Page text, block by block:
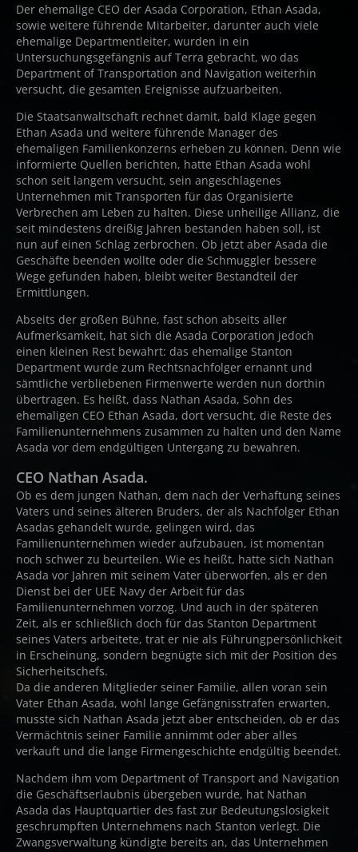
Der ehemalige CEO der Asada Corporation, Ethan Asada,
sowie weitere führende Mitarbeiter, darunter auch viele
ehemalige Departmentleiter, wurden in ein
Untersuchungsgefängnis auf Terra gebracht, wo das
Department of Transportation and Navigation weiterhin
versucht, die gesamten Ereignisse aufzuarbeiten.
Die Staatsanwaltschaft rechnet damit, bald Klage gegen
Ethan Asada und weitere führende Manager des
ehemaligen Familienkonzerns erheben zu können. Denn wie
informierte Quellen berichten, hatte Ethan Asada wohl
schon seit langem versucht, sein angeschlagenes
Unternehmen mit Transporten für das Organisierte
Verbrechen am Leben zu halten. Diese unheilige Allianz, die
seit mindestens dreißig Jahren bestanden haben soll, ist
nun auf einen Schlag zerbrochen. Ob jetzt aber Asada die
Geschäfte beenden wollte oder die Schmuggler bessere
Wege gefunden haben, bleibt weiter Bestandteil der
Ermittlungen.
Abseits der großen Bühne, fast schon abseits aller
Aufmerksamkeit, hat sich die Asada Corporation jedoch
einen kleinen Rest bewahrt: das ehemalige Stanton
Department wurde zum Rechtsnachfolger ernannt und
sämtliche verbliebenen Firmenwerte werden nun dorthin
übertragen. Es heißt, dass Nathan Asada, Sohn des
ehemaligen CEO Ethan Asada, dort versucht, die Reste des
Familienunternehmens zusammen zu halten und den Name
Asada vor dem endgültigen Untergang zu bewahren.
CEO Nathan Asada.
Ob es dem jungen Nathan, dem nach der Verhaftung seines
Vaters und seines älteren Bruders, der als Nachfolger Ethan
Asadas gehandelt wurde, gelingen wird, das
Familienunternehmen wieder aufzubauen, ist momentan
noch schwer zu beurteilen. Wie es heißt, hatte sich Nathan
Asada vor Jahren mit seinem Vater überworfen, als er den
Dienst bei der UEE Navy der Arbeit für das
Familienunternehmen vorzog. Und auch in der späteren
Zeit, als er schließlich doch für das Stanton Department
seines Vaters arbeitete, trat er nie als Führungpersönlichkeit
in Erscheinung, sondern begnügte sich mit der Position des
Sicherheitschefs.
Da die anderen Mitglieder seiner Familie, allen voran sein
Vater Ethan Asada, wohl lange Gefängnisstrafen erwarten,
musste sich Nathan Asada jetzt aber entscheiden, ob er das
Vermächtnis seiner Familie annimmt oder aber alles
verkauft und die lange Firmengeschichte endgültig beendet.
Nachdem ihm vom Department of Transport and Navigation
die Geschäftserlaubnis übergeben wurde, hat Nathan
Asada das Hauptquartier des fast zur Bedeutungslosigkeit
geschrumpften Unternehmens nach Stanton verlegt. Die
Zwangsverwaltung kündigte bereits an, das Unternehmen